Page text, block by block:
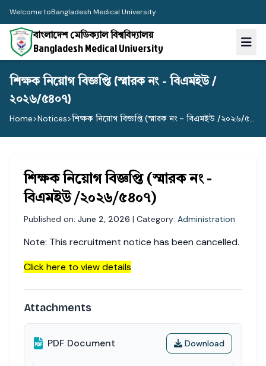
Welcome toBangladesh Medical University
বাংলাদেশ মেডিক্যাল বিশ্ববিদ্যালয়
Bangladesh Medical University
শিক্ষক নিয়োগ বিজ্ঞপ্তি (স্মারক নং - বিএমইউ /
২০২৬/৫৪০৭)
Home>Notices>শিক্ষক নিয়োগ বিজ্ঞপ্তি (স্মারক নং - বিএমইউ /২০২৬/৫...
শিক্ষক নিয়োগ বিজ্ঞপ্তি (স্মারক নং -
বিএমইউ /২০২৬/৫৪০৭)
Published on: June 2, 2026 | Category: Administration
Note: This recruitment notice has been cancelled.
Click here to view details
Attachments
PDF Document Download